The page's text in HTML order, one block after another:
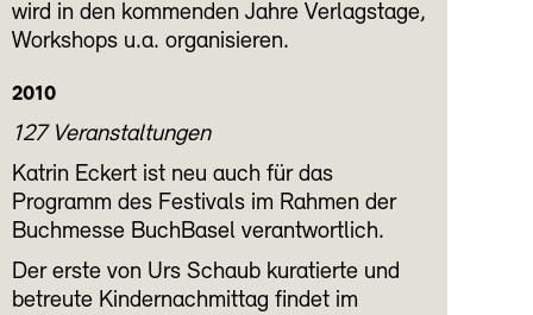
wird in den kommenden Jahre Verlagstage,
Workshops u.a. organisieren.
2010
127 Veranstaltungen
Katrin Eckert ist neu auch für das
Programm des Festivals im Rahmen der
Buchmesse BuchBasel verantwortlich.
Der erste von Urs Schaub kuratierte und
betreute Kindernachmittag findet im